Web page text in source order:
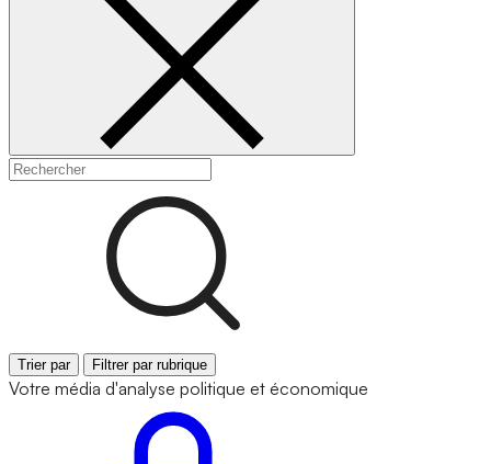
Trier par Filtrer par rubrique
Votre média d'analyse politique et économique